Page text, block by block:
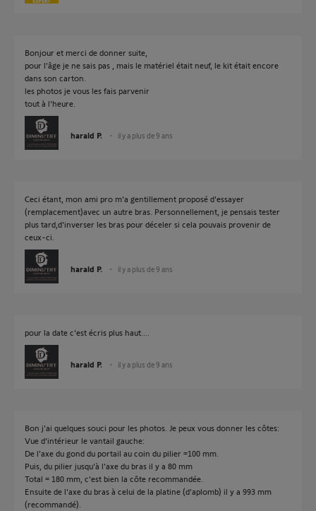
Bonjour et merci de donner suite,
pour l'âge je ne sais pas , mais le matériel était neuf, le kit était encore
dans son carton.
les photos je vous les fais parvenir
tout à l'heure.
harald P. il y a plus de 9 ans
Ceci étant, mon ami pro m'a gentillement proposé d'essayer
(remplacement)avec un autre bras. Personnellement, je pensais tester
plus tard,d'inverser les bras pour déceler si cela pouvais provenir de
ceux-ci.
harald P. il y a plus de 9 ans
pour la date c'est écris plus haut....
harald P. il y a plus de 9 ans
Bon j'ai quelques souci pour les photos. Je peux vous donner les côtes:
Vue d'intérieur le vantail gauche:
De l'axe du gond du portail au coin du pilier =100 mm.
Puis, du pilier jusqu'à l'axe du bras il y a 80 mm
Total = 180 mm, c'est bien la côte recommandée.
Ensuite de l'axe du bras à celui de la platine (d'aplomb) il y a 993 mm
(recommandé).